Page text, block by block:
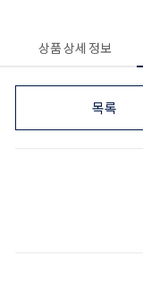
상품 상세 정보
목록